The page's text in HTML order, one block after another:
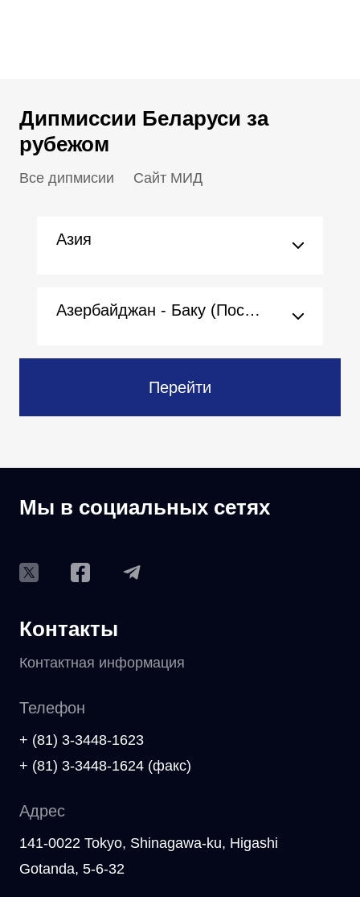
Дипмиссии Беларуси за
рубежом
Все дипмисии Сайт МИД
Азия
Азербайджан - Баку (Посольство)
Перейти
Мы в социальных сетях
Контакты
Контактная информация
Телефон
+ (81) 3-3448-1623
+ (81) 3-3448-1624 (факс)
Адрес
141-0022 Tokyo, Shinagawa-ku, Higashi
Gotanda, 5-6-32